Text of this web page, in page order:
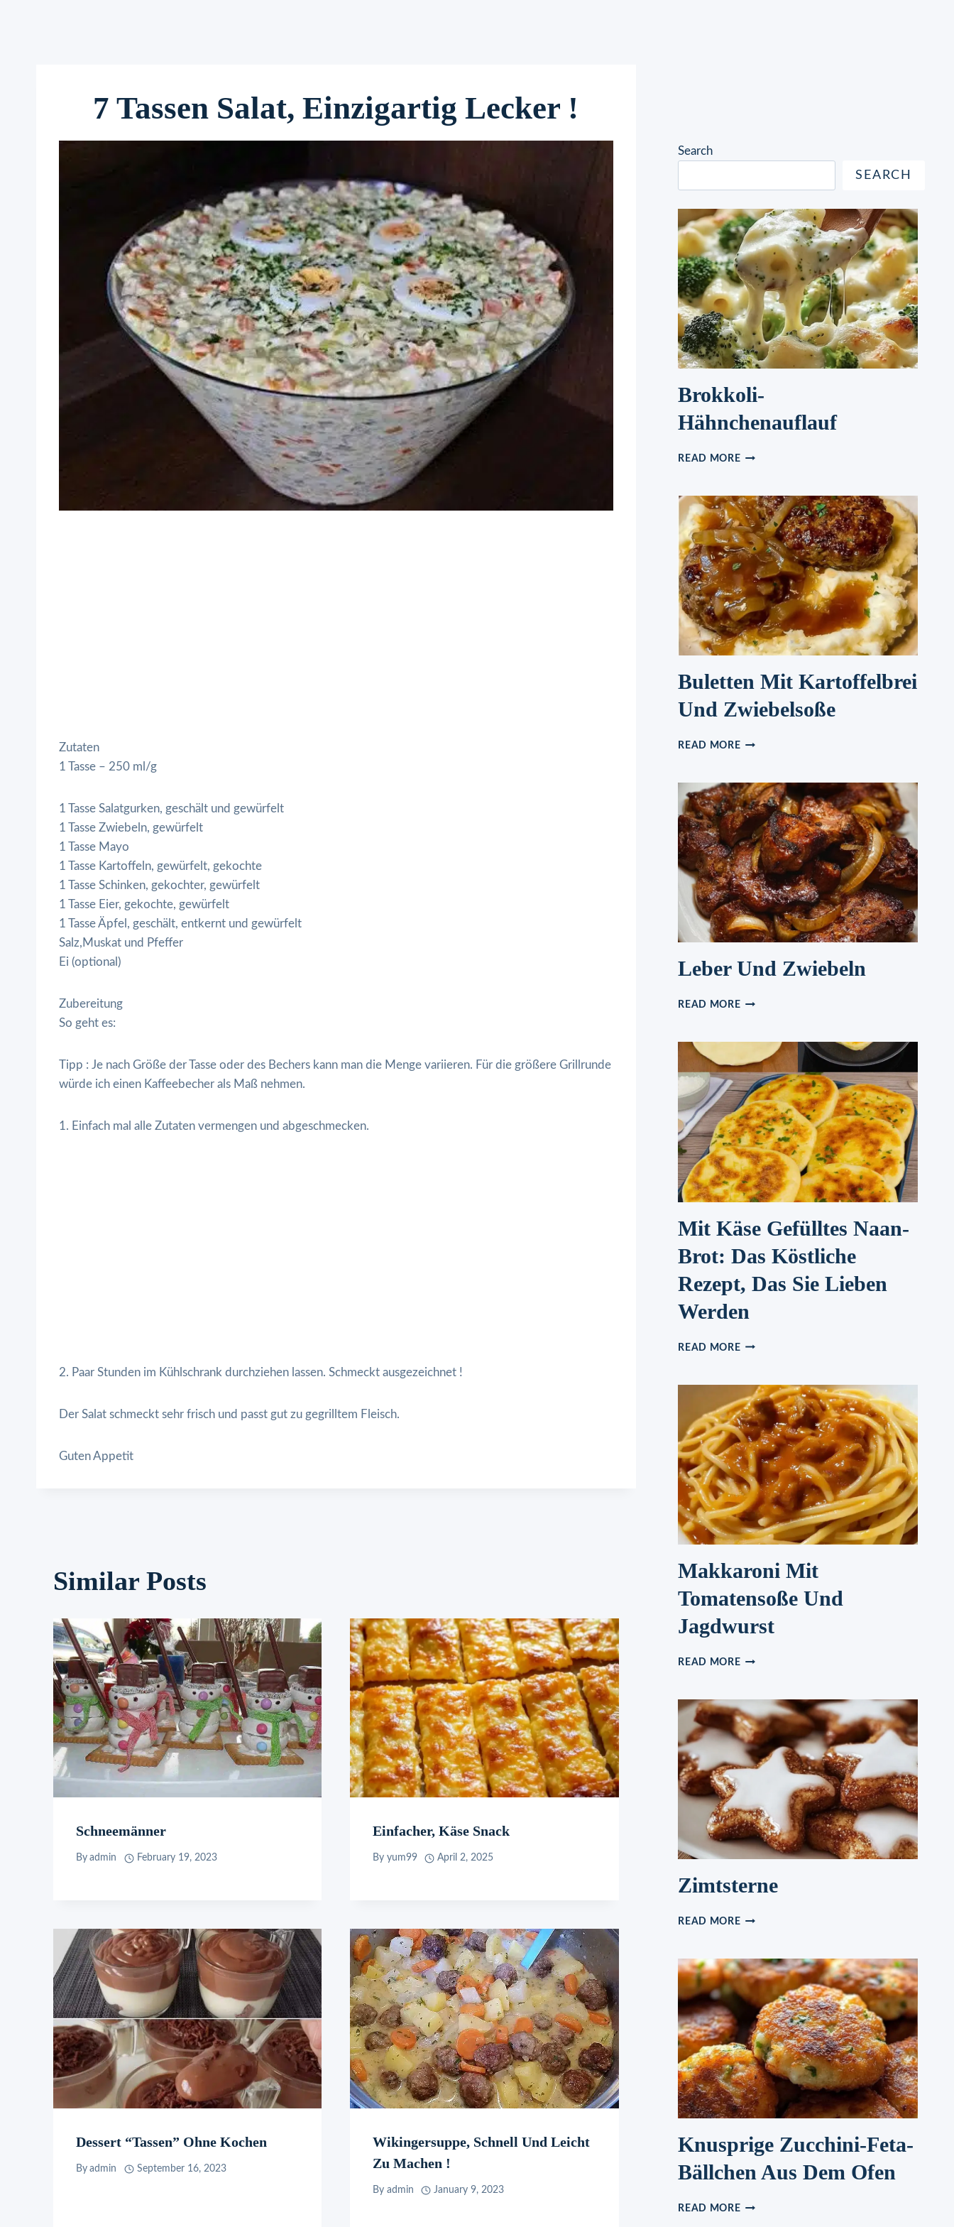
7 Tassen Salat, Einzigartig Lecker !
Zutaten
1 Tasse – 250 ml/g
1 Tasse Salatgurken, geschält und gewürfelt
1 Tasse Zwiebeln, gewürfelt
1 Tasse Mayo
1 Tasse Kartoffeln, gewürfelt, gekochte
1 Tasse Schinken, gekochter, gewürfelt
1 Tasse Eier, gekochte, gewürfelt
1 Tasse Äpfel, geschält, entkernt und gewürfelt
Salz,Muskat und Pfeffer
Ei (optional)
Zubereitung
So geht es:
Tipp : Je nach Größe der Tasse oder des Bechers kann man die Menge variieren. Für die größere Grillrunde
würde ich einen Kaffeebecher als Maß nehmen.
1. Einfach mal alle Zutaten vermengen und abgeschmecken.
2. Paar Stunden im Kühlschrank durchziehen lassen. Schmeckt ausgezeichnet !
Der Salat schmeckt sehr frisch und passt gut zu gegrilltem Fleisch.
Guten Appetit
Similar Posts
Schneemänner
By admin February 19, 2023
Einfacher, Käse Snack
By yum99 April 2, 2025
Dessert “Tassen” Ohne Kochen
By admin September 16, 2023
Wikingersuppe, Schnell Und Leicht
Zu Machen !
By admin January 9, 2023
Search
SEARCH
Brokkoli-
Hähnchenauflauf
READ MOREBROKKOLI-
Buletten Mit Kartoffelbrei
Und Zwiebelsoße
READ MOREBULETTEN
UND
ZWIEBELSOSSE
Leber Und Zwiebeln
READ MORELEBER
Mit Käse Gefülltes Naan-
Brot: Das Köstliche
Rezept, Das Sie Lieben
Werden
READ MOREMIT
NAAN-
BROT:
DAS
KÖSTLICHE
REZEPT,
DAS
SIE
LIEBEN
WERDEN
Makkaroni Mit
Tomatensoße Und
Jagdwurst
READ MOREMAKKARONI
ND J
AGDWURST
Zimtsterne
READ MOREZIMTSTERNE
Knusprige Zucchini-Feta-
Bällchen Aus Dem Ofen
READ MOREKNUSPRIGE